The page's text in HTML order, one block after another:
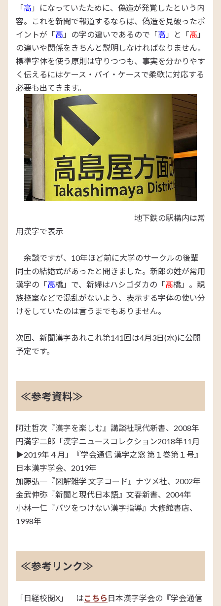
「高 」になっていたために、偽造が発覚したという内
容。これを新聞で報道するならば、偽造を見破ったポ
イントが「高 」の字の違いであるので「高 」と「髙 」
の違いや関係をきちんと説明しなければなりません。
標準字体を使う原則は守りつつも、事実を分かりやす
く伝えるにはケース・バイ・ケースで柔軟に対応する
必要も出てきます。
地下鉄の駅構内は常
用漢字で表示
余談ですが、10年ほど前に大学のサークルの後輩
同士の結婚式があったと聞きました。新郎の姓が常用
漢字の「高橋」で、新婦はハシゴダカの「髙橋」。親
族控室などで混乱がないよう、表示する字体の使い分
けをしていたのは言うまでもありません。
次回、新聞漢字あれこれ第141回は4月3日(水)に公開
予定です。
≪参考資料≫
阿辻哲次『漢字を楽しむ』講談社現代新書、2008年
円満字二郎「漢字ニュースコレクション2018年11月
▶2019年４月」『学会通信 漢字之窓 第１巻第１号』
日本漢字学会、2019年
加藤弘一『図解雑学 文字コード』ナツメ社、2002年
金武伸弥『新聞と現代日本語』文春新書、2004年
小林一仁『バツをつけない漢字指導』大修館書店、
1998年
≪参考リンク≫
「日経校閲X」 はこちら 日本漢字学会の『学会通信